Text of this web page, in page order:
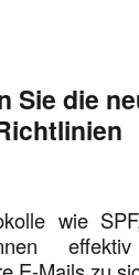
Sie die
wie